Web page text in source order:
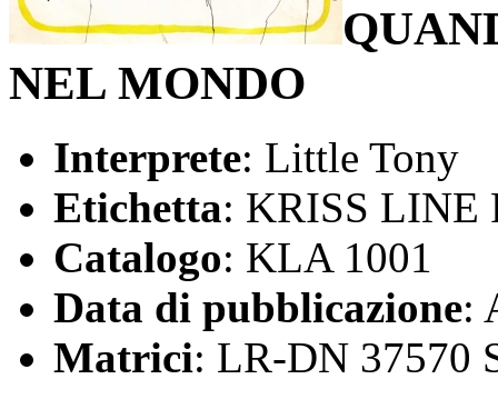
NEL MONDO
Interprete: Little Tony
Etichetta: KRISS LINE
Catalogo: KLA 1001
Data di pubblicazione:
Matrici: LR-DN 37570